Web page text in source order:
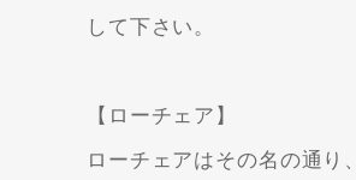
して下さい。
【ローチェア】
ローチェアはその名の通り